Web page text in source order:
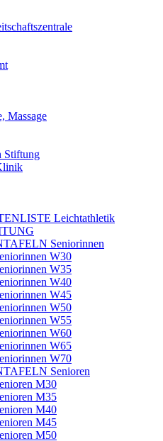
Massage
Stiftung
Leichtathletik
Seniorinnen
W30
W35
W40
W45
W50
W55
W60
W65
W70
Senioren
M30
M35
M40
M45
M50